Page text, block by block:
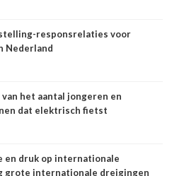
responsrelaties voor
Nederland
het aantal jongeren en
dat elektrisch fietst
en druk op internationale
grote internationale dreigingen